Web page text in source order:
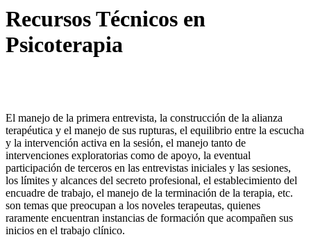
Recursos Técnicos en
Psicoterapia
El manejo de la primera entrevista, la construcción de la alianza
terapéutica y el manejo de sus rupturas, el equilibrio entre la escucha
y la intervención activa en la sesión, el manejo tanto de
intervenciones exploratorias como de apoyo, la eventual
participación de terceros en las entrevistas iniciales y las sesiones,
los límites y alcances del secreto profesional, el establecimiento del
encuadre de trabajo, el manejo de la terminación de la terapia, etc.
son temas que preocupan a los noveles terapeutas, quienes
raramente encuentran instancias de formación que acompañen sus
inicios en el trabajo clínico.